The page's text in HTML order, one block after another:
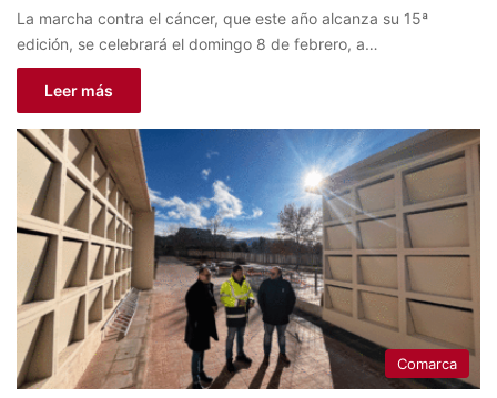
La marcha contra el cáncer, que este año alcanza su 15ª
edición, se celebrará el domingo 8 de febrero, a…
Leer más
Comarca